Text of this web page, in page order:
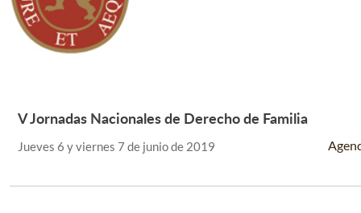
Leer Más +
V Jornadas Nacionales de Derecho de Familia
Jueves 6 y viernes 7 de junio de 2019